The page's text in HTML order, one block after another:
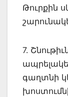
Թուրքին
7.
գաղտնի